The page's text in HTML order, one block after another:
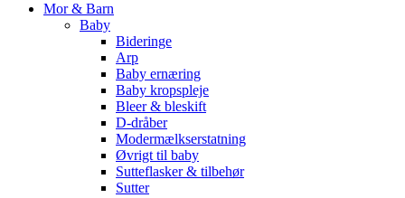
Mor & Barn
Baby
Bideringe
Arp
Baby ernæring
Baby kropspleje
Bleer & bleskift
D-dråber
Modermælkserstatning
Øvrigt til baby
Sutteflasker & tilbehør
Sutter